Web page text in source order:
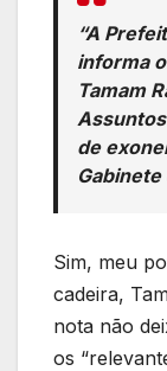
“A
informa
Tamam
de
Sim, meu
cadeira,
nota não
os